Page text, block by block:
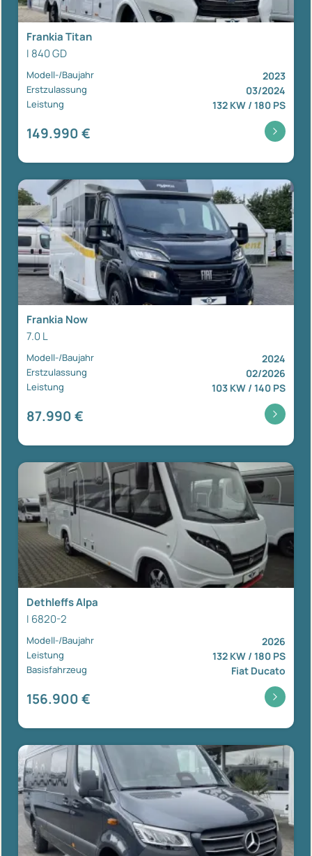
Frankia Titan
I 840 GD
Modell-/Baujahr 2023
Erstzulassung 03/2024
Leistung 132 KW / 180 PS
149.990 €
Frankia Now
7.0 L
Modell-/Baujahr 2024
Erstzulassung 02/2026
Leistung 103 KW / 140 PS
87.990 €
Dethleffs Alpa
I 6820-2
Modell-/Baujahr 2026
Leistung 132 KW / 180 PS
Basisfahrzeug Fiat Ducato
156.900 €